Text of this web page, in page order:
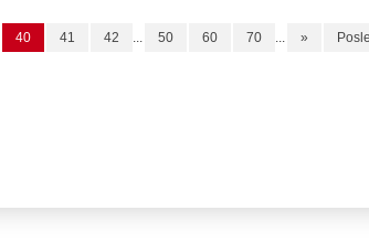
40 41 42 ... 50 60 70 ... »